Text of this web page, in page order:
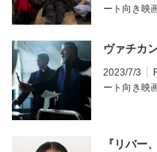
ート向き映
ヴァチカ
2023/7/3
ート向き映
『リバー